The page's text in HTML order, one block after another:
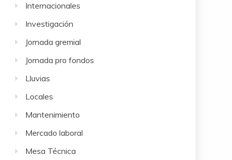
Internacionales
Investigación
Jornada gremial
Jornada pro fondos
Lluvias
Locales
Mantenimiento
Mercado laboral
Mesa Técnica